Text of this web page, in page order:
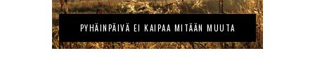
PYHÄINPÄIVÄ EI KAIPAA MITÄÄN MUUTA